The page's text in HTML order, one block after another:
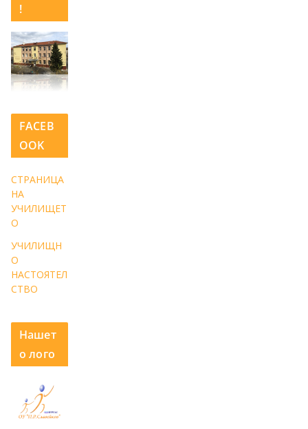
!
FACEB
OOK
СТРАНИЦА
НА
УЧИЛИЩЕТ
О
УЧИЛИЩН
О
НАСТОЯТЕЛ
СТВО
Нашет
о лого